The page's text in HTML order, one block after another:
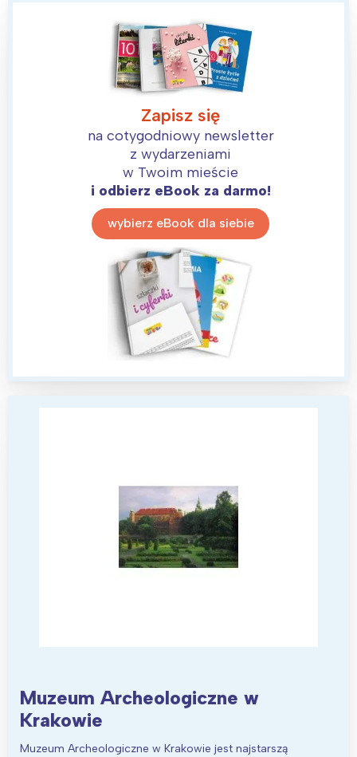
Zapisz się
na cotygodniowy newsletter
z wydarzeniami
w Twoim mieście
i odbierz eBook za darmo!
wybierz eBook dla siebie
Muzeum Archeologiczne w
Krakowie
Muzeum Archeologiczne w Krakowie jest najstarszą
tego regionu:
Warszawa
Poznań
Śląsk
Kraków
Południe
Północ
Wszystkie
Wybieram